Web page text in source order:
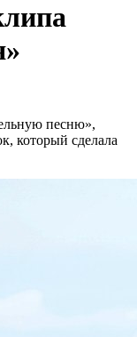
песню»,
который сделала